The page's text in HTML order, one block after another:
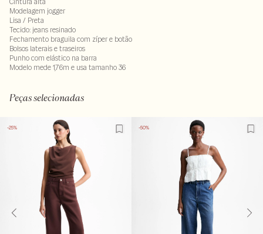
Modelagem jogger
Lisa / Preta
Tecido: jeans resinado
Fechamento braguila com zíper e botão
Bolsos laterais e traseiros
Punho com elástico na barra
Modelo mede 1,76m e usa tamanho 36
Peças selecionadas
-25% -50%